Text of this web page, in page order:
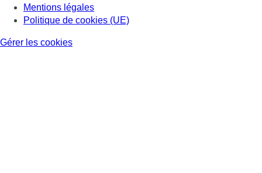
Mentions légales
Politique de cookies (UE)
Gérer les cookies